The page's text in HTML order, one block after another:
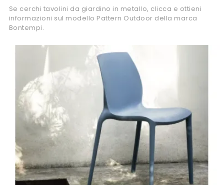
Se cerchi tavolini da giardino in metallo, clicca e ottieni
informazioni sul modello Pattern Outdoor della marca
Bontempi.